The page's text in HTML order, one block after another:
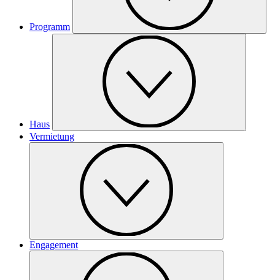
Programm
Haus
Vermietung
Engagement